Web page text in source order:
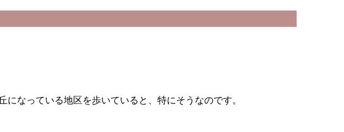
なっている地区を歩いていると、特にそうなのです。